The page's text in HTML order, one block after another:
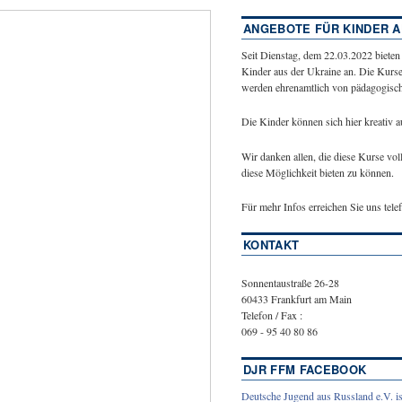
ANGEBOTE FÜR KINDER
Seit Dienstag, dem 22.03.2022
Kinder aus der Ukraine an. Die
werden ehrenamtlich von
Die Kinder können sich hier kreativ
Wir danken allen, die diese Kurse
diese Möglichkeit bieten zu können.
Für mehr Infos erreichen Sie uns
KONTAKT
Sonnentaustraße 26-28
60433 Frankfurt am Main
Telefon / Fax :
069 - 95 40 80 86
DJR FFM FACEBOOK
Deutsche Jugend aus Russland e.V.